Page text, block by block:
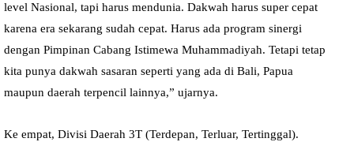
level Nasional, tapi harus mendunia. Dakwah harus super cepat
karena era sekarang sudah cepat. Harus ada program sinergi
dengan Pimpinan Cabang Istimewa Muhammadiyah. Tetapi tetap
kita punya dakwah sasaran seperti yang ada di Bali, Papua
maupun daerah terpencil lainnya,” ujarnya.
Ke empat, Divisi Daerah 3T (Terdepan, Terluar, Tertinggal).